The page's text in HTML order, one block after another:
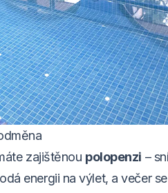
zajištěnou polopenzi –
energii na výlet, a večer